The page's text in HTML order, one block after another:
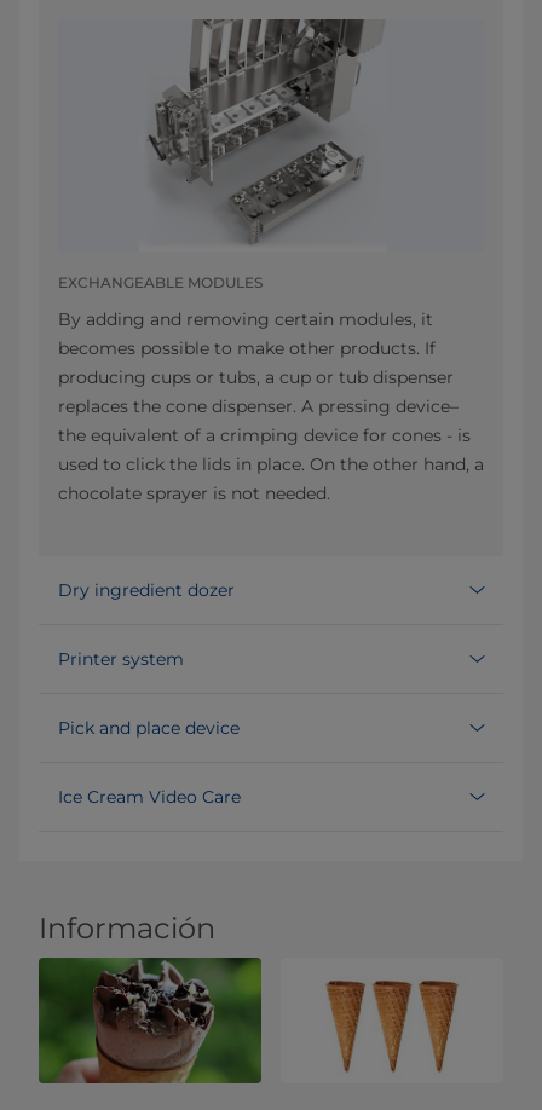
EXCHANGEABLE MODULES
By adding and removing certain modules, it
becomes possible to make other products. If
producing cups or tubs, a cup or tub dispenser
replaces the cone dispenser. A pressing device–
the equivalent of a crimping device for cones - is
used to click the lids in place. On the other hand, a
chocolate sprayer is not needed.
Dry ingredient dozer
Printer system
Pick and place device
Ice Cream Video Care
Información